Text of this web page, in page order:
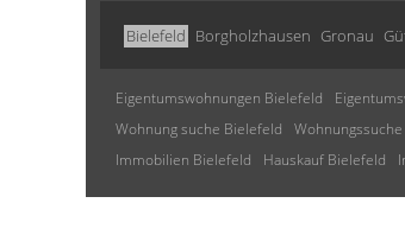
Bielefeld Borgholzhausen Gronau
Eigentumswohnungen Bielefeld
Wohnung suche Bielefeld
Immobilien Bielefeld
Hauskauf Bielefeld